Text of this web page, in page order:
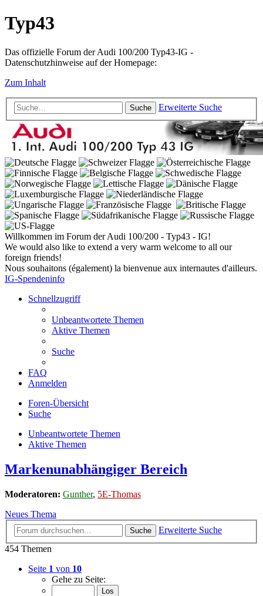
Typ43
Das offizielle Forum der Audi 100/200 Typ43-IG -
Datenschutzhinweise auf der Homepage:
Zum Inhalt
Suche Erweiterte Suche
Willkommen im Forum der Audi 100/200 - Typ43 - IG!
We would also like to extend a very warm welcome to all our
foreign friends!
Nous souhaitons (également) la bienvenue aux internautes d'ailleurs.
IG-Spendeninfo
Schnellzugriff
Unbeantwortete Themen
Aktive Themen
Suche
FAQ
Anmelden
Foren-Übersicht
Suche
Unbeantwortete Themen
Aktive Themen
Markenunabhängiger Bereich
Moderatoren: Gunther, 5E-Thomas
Neues Thema
Suche
Erweiterte Suche
454 Themen
Seite 1 von 10
Gehe zu Seite: